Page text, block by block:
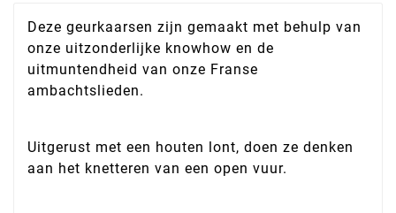
Deze geurkaarsen zijn gemaakt met behulp van
onze uitzonderlijke knowhow en de
uitmuntendheid van onze Franse
ambachtslieden.
Uitgerust met een houten lont, doen ze denken
aan het knetteren van een open vuur.